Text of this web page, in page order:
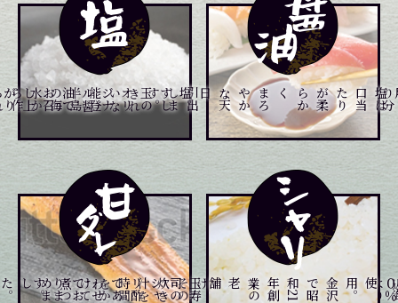
メニュー一覧はこちら
メニュー一覧はこちら
メニュー一覧はこちら
は
食
材
の
本
物
の
味
を
引
出
し
ま
す
。
き
れ
い
な
能
登
半
島
の
海
水
か
ら
作
ら
れ 塩
は
口
当
た
り
が
柔
ら
か
く
、
ま
ろ
や
か
な
天
日塩
。
す
し
玉
の
オ
リ
ジ
ナ
ル
醤
油
で
お
召
し
上
が
り
下
さ
い
を
じ
っ
く
り
炊
き
上げ
、
そ
の
炊
き
汁
を
時
間
を
か
け
て
煮
つ
め
ま
した 。
金
沢
で
昭
和
2
1
年
創
業
の
老舗
、
玉
寿
司
の
シ
ャ
リ
酢
で
あ
わ
せ
て
お
り
ま
す
。